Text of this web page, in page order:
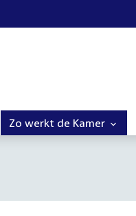
Zo werkt de Kamer